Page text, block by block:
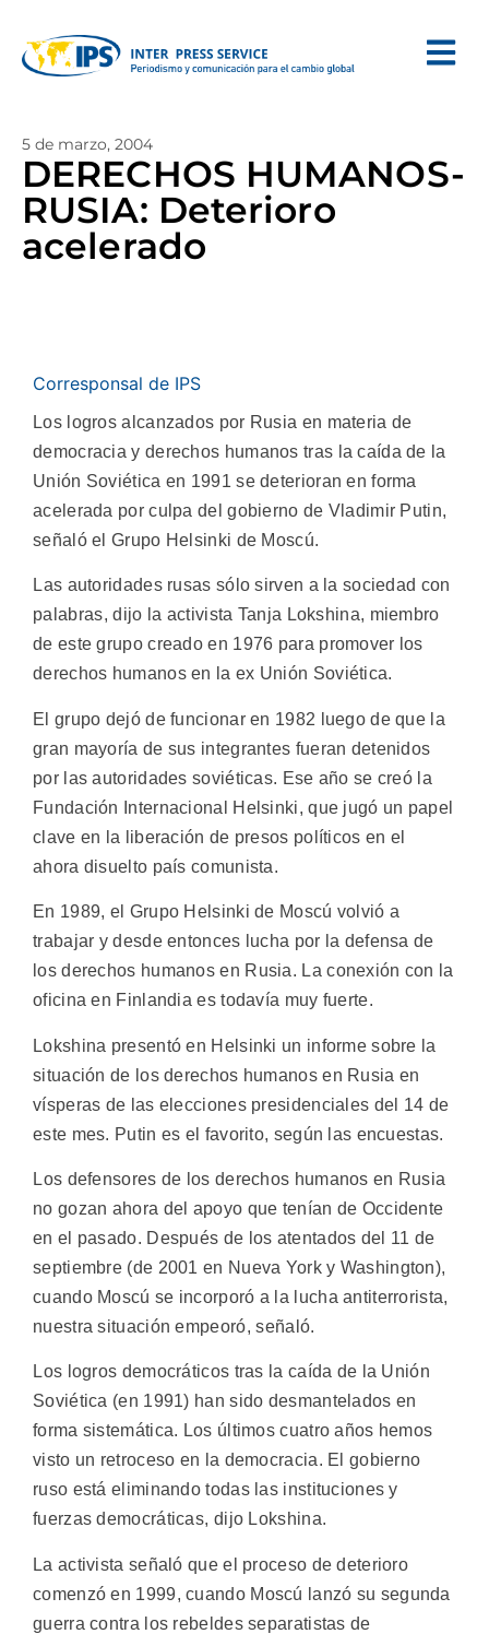
5 de marzo, 2004
DERECHOS HUMANOS-
RUSIA: Deterioro
acelerado
Corresponsal de IPS
Los logros alcanzados por Rusia en materia de
democracia y derechos humanos tras la caída de la
Unión Soviética en 1991 se deterioran en forma
acelerada por culpa del gobierno de Vladimir Putin,
señaló el Grupo Helsinki de Moscú.
Las autoridades rusas sólo sirven a la sociedad con
palabras, dijo la activista Tanja Lokshina, miembro
de este grupo creado en 1976 para promover los
derechos humanos en la ex Unión Soviética.
El grupo dejó de funcionar en 1982 luego de que la
gran mayoría de sus integrantes fueran detenidos
por las autoridades soviéticas. Ese año se creó la
Fundación Internacional Helsinki, que jugó un papel
clave en la liberación de presos políticos en el
ahora disuelto país comunista.
En 1989, el Grupo Helsinki de Moscú volvió a
trabajar y desde entonces lucha por la defensa de
los derechos humanos en Rusia. La conexión con la
oficina en Finlandia es todavía muy fuerte.
Lokshina presentó en Helsinki un informe sobre la
situación de los derechos humanos en Rusia en
vísperas de las elecciones presidenciales del 14 de
este mes. Putin es el favorito, según las encuestas.
Los defensores de los derechos humanos en Rusia
no gozan ahora del apoyo que tenían de Occidente
en el pasado. Después de los atentados del 11 de
septiembre (de 2001 en Nueva York y Washington),
cuando Moscú se incorporó a la lucha antiterrorista,
nuestra situación empeoró, señaló.
Los logros democráticos tras la caída de la Unión
Soviética (en 1991) han sido desmantelados en
forma sistemática. Los últimos cuatro años hemos
visto un retroceso en la democracia. El gobierno
ruso está eliminando todas las instituciones y
fuerzas democráticas, dijo Lokshina.
La activista señaló que el proceso de deterioro
comenzó en 1999, cuando Moscú lanzó su segunda
guerra contra los rebeldes separatistas de